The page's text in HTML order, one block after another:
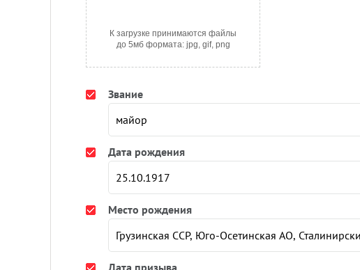
К загрузке принимаются файлы
до 5мб формата: jpg, gif, png
Звание
Дата рождения
Место рождения
Дата призыва